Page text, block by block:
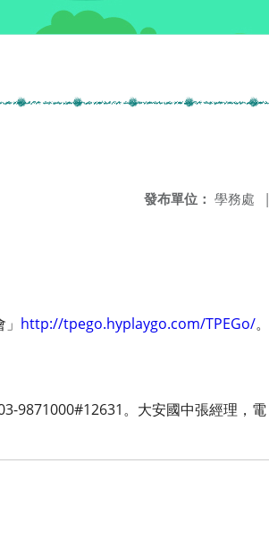
發布單位： 學務處 |
http://tpego.hyplaygo.com/TPEGo/。
9871000#12631。大安國中張經理，電